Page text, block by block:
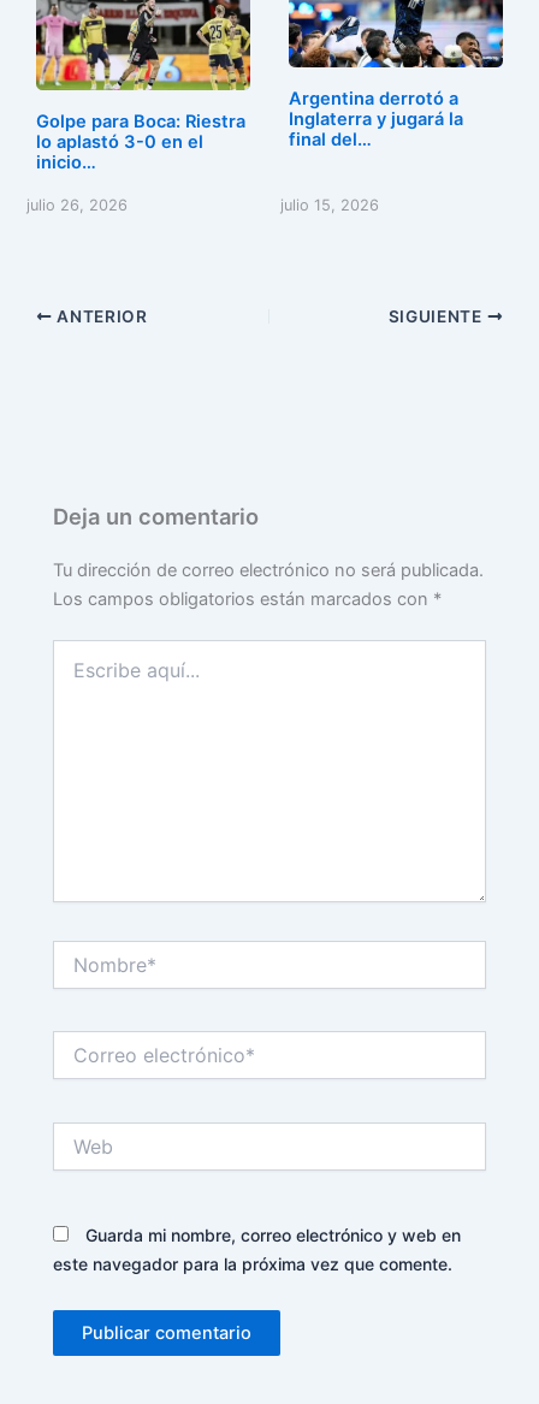
Golpe para Boca: Riestra
lo aplastó 3-0 en el
inicio…
julio 26, 2026
Argentina derrotó a
Inglaterra y jugará la
final del…
julio 15, 2026
ANTERIOR SIGUIENTE
Deja un comentario
Tu dirección de correo electrónico no será publicada.
Los campos obligatorios están marcados con *
aquí...
electrónico*
Guarda mi nombre, correo electrónico y web en
este navegador para la próxima vez que comente.